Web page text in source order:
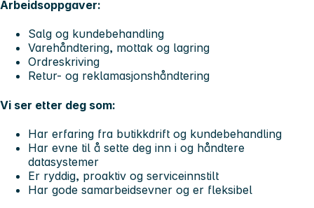
Arbeidsoppgaver:
Salg og kundebehandling
Varehåndtering, mottak og lagring
Ordreskriving
Retur- og reklamasjonshåndtering
Vi ser etter deg som:
Har erfaring fra butikkdrift og kundebehandling
Har evne til å sette deg inn i og håndtere
datasystemer
Er ryddig, proaktiv og serviceinnstilt
Har gode samarbeidsevner og er fleksibel